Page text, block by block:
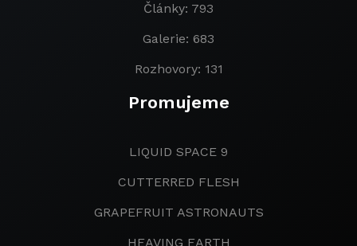
Články: 793
Galerie: 683
Rozhovory: 131
Promujeme
LIQUID SPACE 9
CUTTERRED FLESH
GRAPEFRUIT ASTRONAUTS
HEAVING EARTH